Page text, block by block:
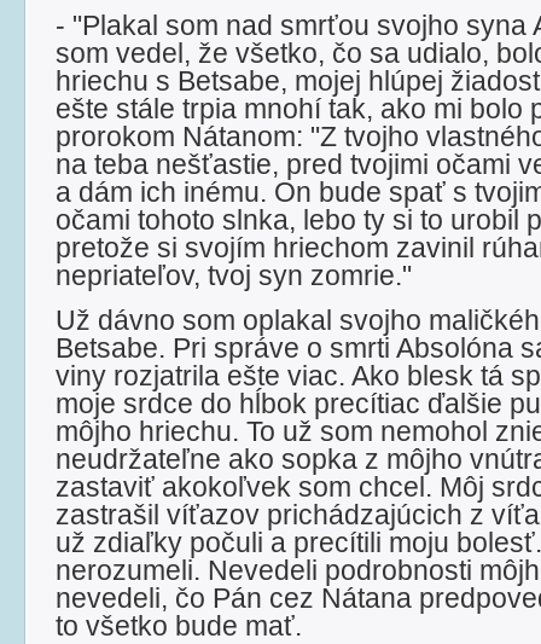
- "Plakal som nad smrťou svojho syna
som vedel, že všetko, čo sa udialo,
hriechu s Betsabe, mojej hlúpej
ešte stále trpia mnohí tak, ako mi bolo
prorokom Nátanom: "Z tvojho
na teba nešťastie, pred tvojimi očami
a dám ich inému. On bude spať s
očami tohoto slnka, lebo ty si to urobil
pretože si svojím hriechom zavinil
nepriateľov, tvoj syn zomrie."
Už dávno som oplakal svojho
Betsabe. Pri správe o smrti Absolóna
viny rozjatrila ešte viac. Ako blesk tá
moje srdce do hĺbok precítiac ďalšie
môjho hriechu. To už som nemohol
neudržateľne ako sopka z môjho
zastaviť akokoľvek som chcel. Môj
zastrašil víťazov prichádzajúcich z
už zdiaľky počuli a precítili moju
nerozumeli. Nevedeli podrobnosti
nevedeli, čo Pán cez Nátana
to všetko bude mať.